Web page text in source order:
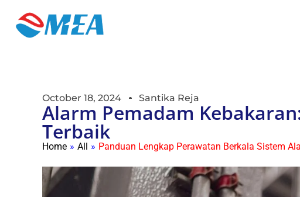
October 18, 2024 Santika Reja
Alarm Pemadam
Terbaik
Home » All » Panduan Lengkap Perawatan Berkala Sistem